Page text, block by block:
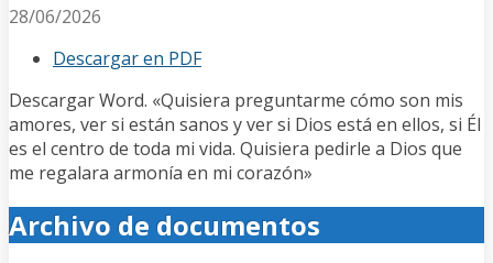
28/06/2026
Descargar en PDF
Descargar Word. «Quisiera preguntarme cómo son mis
amores, ver si están sanos y ver si Dios está en ellos, si Él
es el centro de toda mi vida. Quisiera pedirle a Dios que
me regalara armonía en mi corazón»
Archivo de documentos